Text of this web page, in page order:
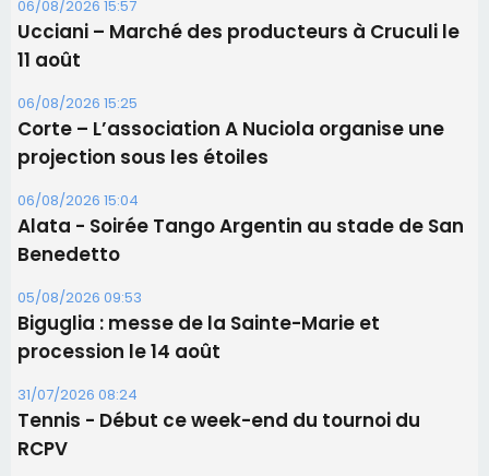
05/08/2026 09:53
Biguglia : messe de la Sainte-Marie et
procession le 14 août
31/07/2026 08:24
Tennis - Début ce week-end du tournoi du
RCPV
31/07/2026 08:22
82ème anniversaire de la disparition du
Commandant Antoine de Saint Exupery
Les plus lus
Satine Nomary est la nouvelle Miss Corse 2026